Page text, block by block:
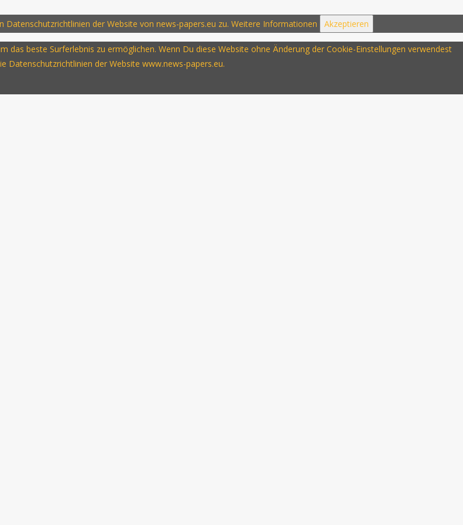
der Website von news-papers.eu zu. Weitere Informationen Akzeptieren
das beste Surferlebnis zu ermöglichen. Wenn Du diese Website ohne Änderung der Cookie-Einstellungen verwendest
Datenschutzrichtlinien der Website www.news-papers.eu.